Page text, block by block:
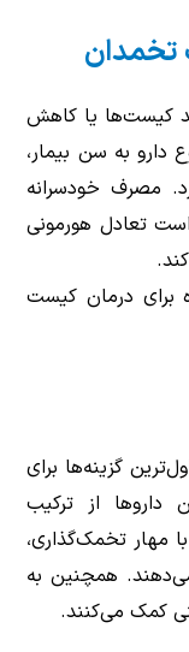
تخمدان
کیست‌ها یا کاهش
دارو به سن بیمار،
مصرف خودسرانه
تعادل هورمونی
برای درمان کیست
گزینه‌ها برای
از ترکیب
مهار تخمک‌گذاری،
همچنین به
کمک می‌کنند.